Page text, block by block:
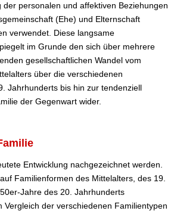
der personalen und affektiven Beziehungen
(Ehe) und Elternschaft
verwendet. Diese langsame
im Grunde den sich über mehrere
gesellschaftlichen Wandel vom
über die verschiedenen
Jahrhunderts bis hin zur tendenziell
der Gegenwart wider.
Entwicklung nachgezeichnet werden.
Familienformen des Mittelalters, des 19.
Jahre des 20. Jahrhunderts
Vergleich der verschiedenen Familientypen